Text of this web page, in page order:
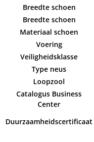
Breedte schoen
Breedte schoen
Materiaal schoen
Voering
Veiligheidsklasse
Type neus
Loopzool
Catalogus Business
Center
Duurzaamheidscertificaat